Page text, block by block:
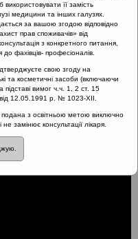
стандарти
риніту»
риніту
терапії
її замість
медицини та інших галузях.
за вашою згодою відповідно
прав споживачів» від
з конкретного питання,
фахівців- професіоналів.
свою згоду на
та косметичні засоби (включаючи
підставі вимог ч.ч. 1, 2 ст. 15
12.05.1991 р. № 1023-XII.
подана з освітньою метою виключно
замінює консультації лікаря.